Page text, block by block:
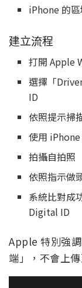
iPhone 的區
建立流程
打開 Apple
選擇「
ID
依照提示掃
使用 iPhone
拍攝自拍照
依照指示做
系統比對成
Digital ID
Apple 特別強
端」，不會上